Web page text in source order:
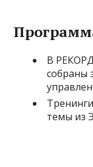
В
собраны
темы из